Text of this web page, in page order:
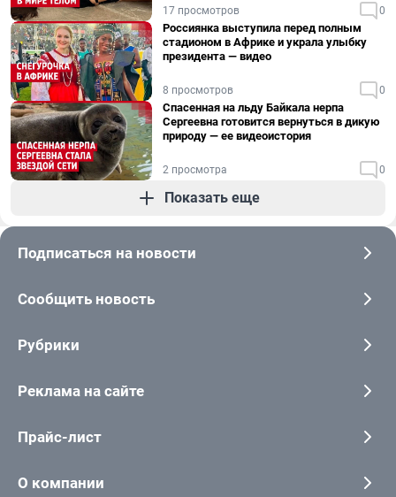
17 просмотров 0
Россиянка выступила перед полным
стадионом в Африке и украла улыбку
президента — видео
8 просмотров 0
Спасенная на льду Байкала нерпа
Сергеевна готовится вернуться в дикую
природу — ее видеоистория
2 просмотра 0
Показать еще
Подписаться на новости
Сообщить новость
Рубрики
Реклама на сайте
Прайс-лист
О компании